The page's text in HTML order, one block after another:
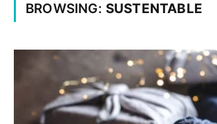
BROWSING: SUSTENTABLE